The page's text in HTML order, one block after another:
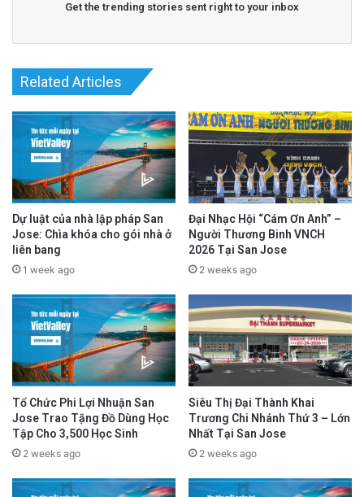
tiếp theo, Peter Ortiz và Nora Campos sẽ là
hai ứng cử viên bước vào vòng tổng tuyển cử
(General Election) vào tháng 11 tới.
advertisement
Tại Khu 7, Rafael Garcia hiện đứng thứ ba với
Get the trending stories sent right to your inbox
Related Articles
Dự luật của nhà lập pháp San
Jose: Chìa khóa cho gói nhà ở
liên bang
1 week ago
Đại Nhạc Hội “Cám Ơn Anh” –
Người Thương Binh VNCH
2026 Tại San Jose
2 weeks ago
Tổ Chức Phi Lợi Nhuận San
Jose Trao Tặng Đồ Dùng Học
Tập Cho 3,500 Học Sinh
2 weeks ago
Siêu Thị Đại Thành Khai
Trương Chi Nhánh Thứ 3 – Lớn
Nhất Tại San Jose
2 weeks ago